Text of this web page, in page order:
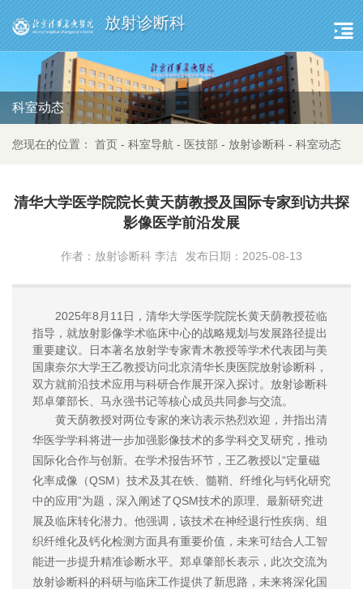
放射诊断科
科室动态
您现在的位置： 首页 - 科室导航 - 医技部 - 放射诊断科 - 科室动态
清华大学医学院院长黄天荫教授及国际专家到访共探
影像医学前沿发展
作者：放射诊断科 李洁 发布日期：2025-08-13
2025年8月11日，清华大学医学院院长黄天荫教授莅临
指导，就放射影像学术临床中心的战略规划与发展路径提出
重要建议。日本著名放射学专家青木教授等学术代表团与美
国康奈尔大学王乙教授访问北京清华长庚医院放射诊断科，
双方就前沿技术应用与科研合作展开深入探讨。放射诊断科
郑卓肇部长、马永强书记等核心成员共同参与交流。
黄天荫教授对两位专家的来访表示热烈欢迎，并指出清
华医学学科将进一步加强影像技术的多学科交叉研究，推动
国际化合作与创新。在学术报告环节，王乙教授以“定量磁
化率成像（QSM）技术及其在铁、髓鞘、纤维化与钙化研究
中的应用”为题，深入阐述了QSM技术的原理、最新研究进
展及临床转化潜力。他强调，该技术在神经退行性疾病、组
织纤维化及钙化检测方面具有重要价值，未来可结合人工智
能进一步提升精准诊断水平。郑卓肇部长表示，此次交流为
放射诊断科的科研与临床工作提供了新思路，未来将深化国